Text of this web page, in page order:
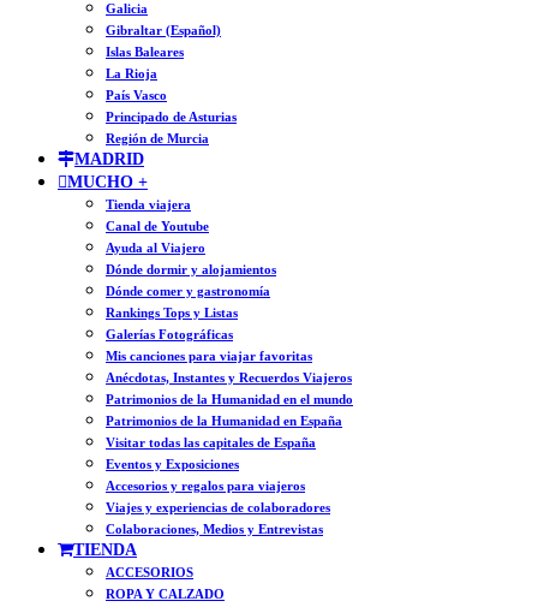
Galicia
Gibraltar (Español)
Islas Baleares
La Rioja
País Vasco
Principado de Asturias
Región de Murcia
MADRID
MUCHO +
Tienda viajera
Canal de Youtube
Ayuda al Viajero
Dónde dormir y alojamientos
Dónde comer y gastronomía
Rankings Tops y Listas
Galerías Fotográficas
Mis canciones para viajar favoritas
Anécdotas, Instantes y Recuerdos Viajeros
Patrimonios de la Humanidad en el mundo
Patrimonios de la Humanidad en España
Visitar todas las capitales de España
Eventos y Exposiciones
Accesorios y regalos para viajeros
Viajes y experiencias de colaboradores
Colaboraciones, Medios y Entrevistas
TIENDA
ACCESORIOS
ROPA Y CALZADO